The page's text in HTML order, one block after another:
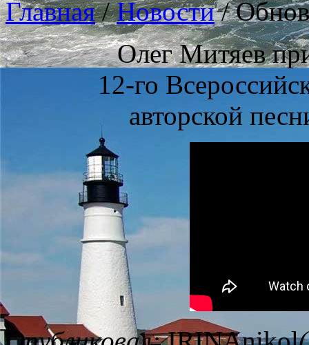
Главная/Новости/
Олег Митяев
12-го
авторской